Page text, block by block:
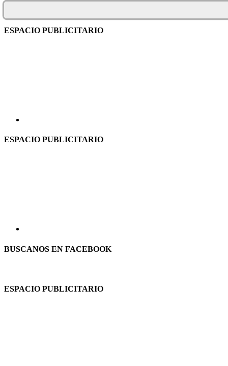
ESPACIO PUBLICITARIO
ESPACIO PUBLICITARIO
BUSCANOS EN FACEBOOK
ESPACIO PUBLICITARIO